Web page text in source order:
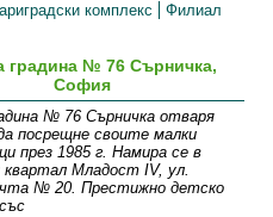
комплекс
Филиал
градина № 76 Сърничка,
София
№ 76 Сърничка отваря
посрещне своите малки
през 1985 г. Намира се в
квартал Младост IV, ул.
№ 20. Престижно детско